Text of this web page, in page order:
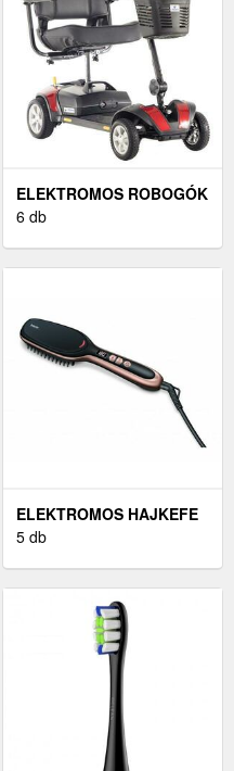
ELEKTROMOS ROBOGÓK
6 db
ELEKTROMOS HAJKEFE
5 db